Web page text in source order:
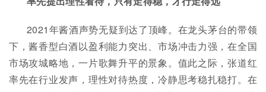
2021年酱酒声势无疑到达了顶峰。在龙头茅台的带领
下，酱香型白酒以盈利能力突出、市场冲击力强，在全国
市场攻城略地，一片歌舞升平的景象。值此之际，张道红
率先在行业发声，理性对待热度，冷静思考稳扎稳打。在